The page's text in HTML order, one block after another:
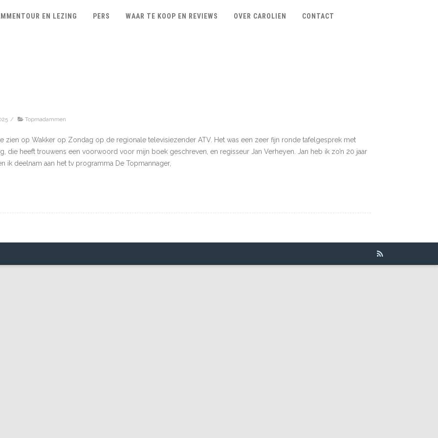
EN LEZING PERS WAAR TE KOOP EN REVIEWS OVER CAROLIEN CONTACT
/ Topmadammen
zien op Wakker op Zondag op de regionale televisiezender ATV. Het was een zeer fijn ronde tafelgesprek met
die heeft trouwens een voorwoord voor mijn boek geschreven, en regisseur Jan Verheyen. Jan heb ik zo’n 20 jaar
ik deelnam aan het tv programma De Topmannager,